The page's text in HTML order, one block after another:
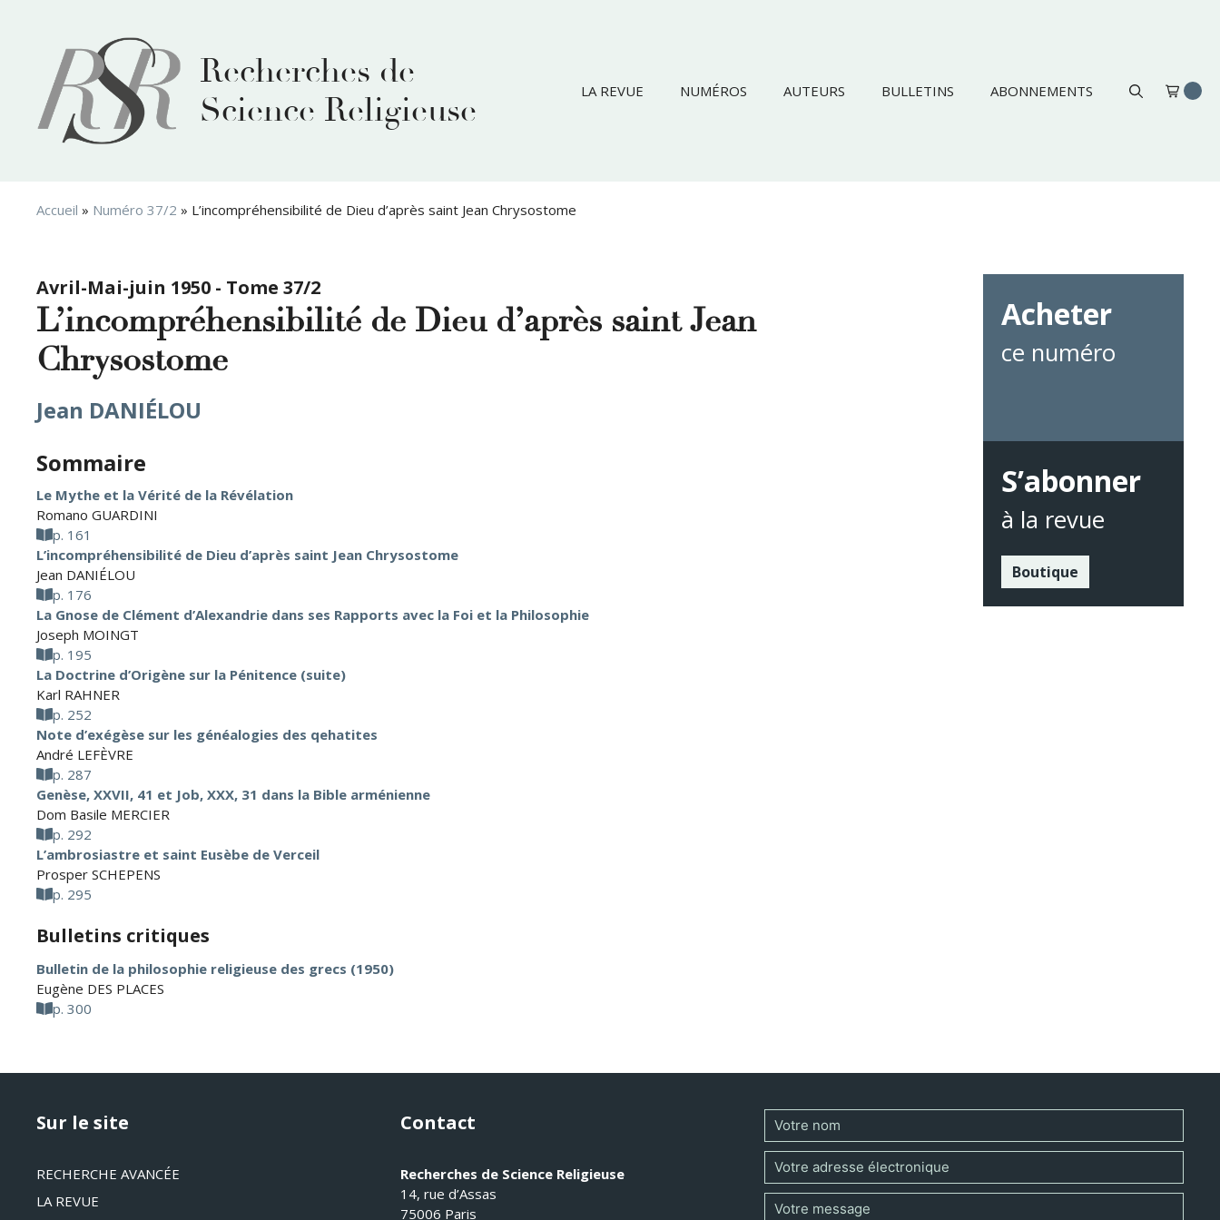
Recherches de
Science Religieuse
LA REVUE NUMÉROS AUTEURS BULLETINS ABONNEMENTS
Accueil » Numéro 37/2 » L’incompréhensibilité de Dieu d’après saint Jean Chrysostome
Avril-Mai-juin 1950 - Tome 37/2
L’incompréhensibilité de Dieu d’après saint Jean
Chrysostome
Jean DANIÉLOU
Sommaire
Le Mythe et la Vérité de la Révélation
Romano GUARDINI
p. 161
L’incompréhensibilité de Dieu d’après saint Jean Chrysostome
Jean DANIÉLOU
p. 176
La Gnose de Clément d’Alexandrie dans ses Rapports avec la Foi et la Philosophie
Joseph MOINGT
p. 195
La Doctrine d’Origène sur la Pénitence (suite)
Karl RAHNER
p. 252
Note d’exégèse sur les généalogies des qehatites
André LEFÈVRE
p. 287
Genèse, XXVII, 41 et Job, XXX, 31 dans la Bible arménienne
Dom Basile MERCIER
p. 292
L’ambrosiastre et saint Eusèbe de Verceil
Prosper SCHEPENS
p. 295
Bulletins critiques
Bulletin de la philosophie religieuse des grecs (1950)
Eugène DES PLACES
p. 300
Acheter
ce numéro
S’abonner
à la revue
Boutique
Sur le site
RECHERCHE AVANCÉE
LA REVUE
Contact
Recherches de Science Religieuse
14, rue d’Assas
75006 Paris